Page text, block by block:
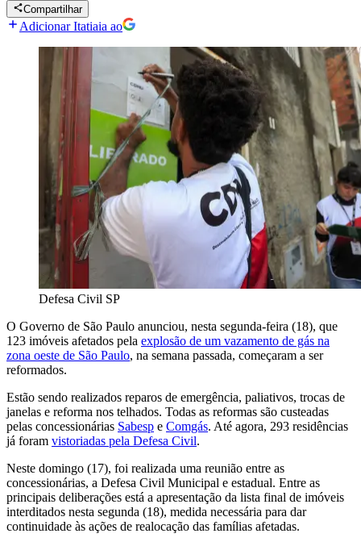
Compartilhar
Adicionar Itatiaia ao
Defesa Civil SP
O Governo de São Paulo anunciou, nesta segunda-feira (18), que
123 imóveis afetados pela explosão de um vazamento de gás na
zona oeste de São Paulo, na semana passada, começaram a ser
reformados.
Estão sendo realizados reparos de emergência, paliativos, trocas de
janelas e reforma nos telhados. Todas as reformas são custeadas
pelas concessionárias Sabesp e Comgás. Até agora, 293 residências
já foram vistoriadas pela Defesa Civil.
Neste domingo (17), foi realizada uma reunião entre as
concessionárias, a Defesa Civil Municipal e estadual. Entre as
principais deliberações está a apresentação da lista final de imóveis
interditados nesta segunda (18), medida necessária para dar
continuidade às ações de realocação das famílias afetadas.